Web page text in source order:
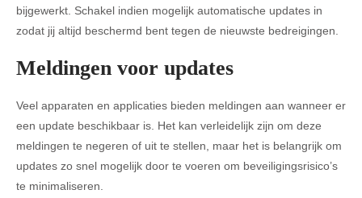
bijgewerkt. Schakel indien mogelijk automatische updates in
zodat jij altijd beschermd bent tegen de nieuwste bedreigingen.
Meldingen voor updates
Veel apparaten en applicaties bieden meldingen aan wanneer er
een update beschikbaar is. Het kan verleidelijk zijn om deze
meldingen te negeren of uit te stellen, maar het is belangrijk om
updates zo snel mogelijk door te voeren om beveiligingsrisico’s
te minimaliseren.